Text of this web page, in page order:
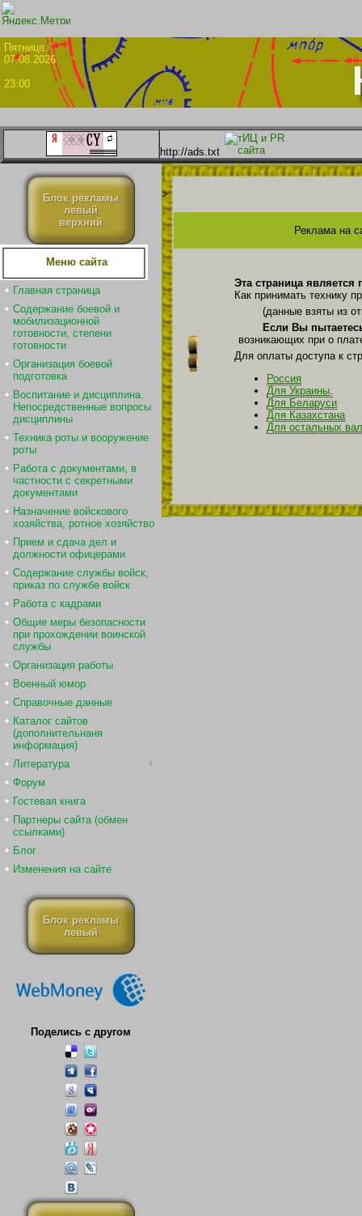
07.08.2026
23:00
http://ads.txt
Блок рекламы
левый
верхний
Меню сайта
Главная страница
Содержание боевой и
мобилизационной
готовности, степени
готовности
Организация боевой
подготовка
Воспитание и дисциплина.
Непосредственные вопросы
дисциплины
Техника роты и вооружение
роты
Работа с документами, в
частности с секретными
документами
Назначение войскового
хозяйства, ротное хозяйство
Прием и сдача дел и
должности офицерами
Содержание службы войск,
приказ по службе войск
Работа с кадрами
Общие меры безопасности
при прохождении воинской
службы
Организация работы
Военный юмор
Справочные данные
Каталог сайтов
(дополнительнаня
информация)
Литература
Форум
Гостевая книга
Партнеры сайта (обмен
ссылками)
Блог
Изменения на сайте
Блок рекламы
левый
Поделись с другом
>
Реклама на
Эта страница является
Как принимать технику
(данные взяты из
Если Вы
возникающих при о
Для оплаты доступа к
Россия
Для Украины,
Для Беларуси
Для Казахстана
Для остальных